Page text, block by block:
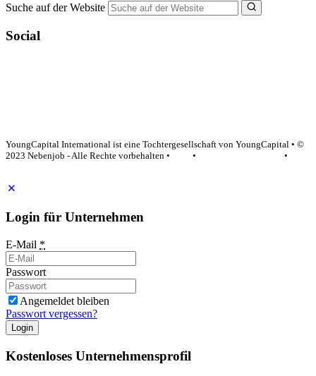
Suche auf der Website
Social
YoungCapital International ist eine Tochtergesellschaft von YoungCapital • ©
2023 Nebenjob - Alle Rechte vorbehalten •
•
•
Login für Unternehmen
E-Mail *
Passwort
Angemeldet bleiben
Passwort vergessen?
Login
Kostenloses Unternehmensprofil